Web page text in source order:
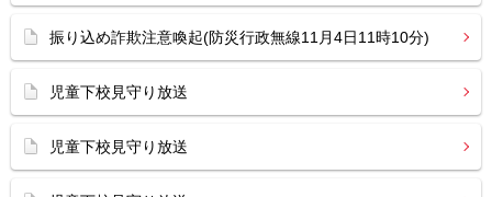
振り込め詐欺注意喚起(防災行政無線11月4日11時10分)
児童下校見守り放送
児童下校見守り放送